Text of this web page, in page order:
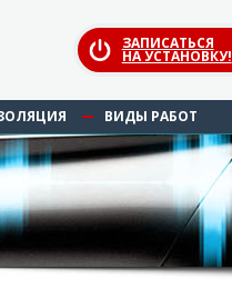
ЗАПИСАТЬСЯ
НА УСТАНОВКУ!
ВИДЫ РАБОТ